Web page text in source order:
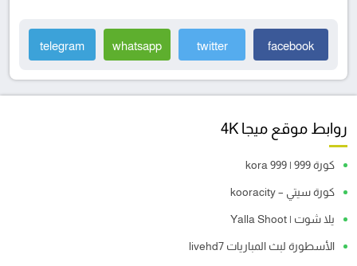
facebook
twitter
whatsapp
telegram
روابط موقع ميجا 4K
كورة 999 | kora 999
كورة سيتي – kooracity
يلا شوت | Yalla Shoot
الأسطورة لبث المباريات livehd7